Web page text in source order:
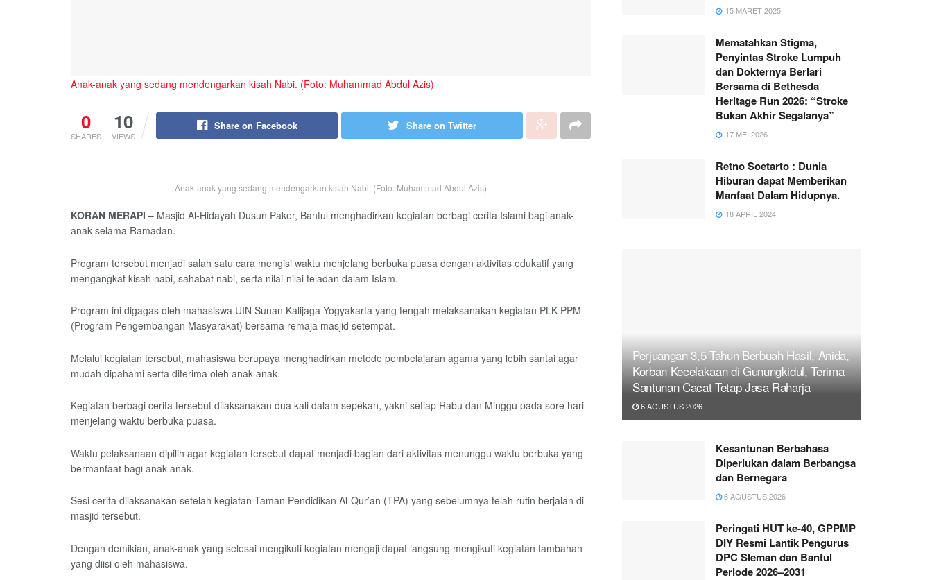
Anak-anak yang sedang mendengarkan kisah Nabi. (Foto: Muhammad Abdul Azis)
0
SHARES
10
VIEWS
Share on Facebook Share on Twitter
Anak-anak yang sedang mendengarkan kisah Nabi. (Foto: Muhammad Abdul Azis)
KORAN MERAPI – Masjid Al-Hidayah Dusun Paker, Bantul menghadirkan kegiatan berbagi cerita Islami bagi anak-
anak selama Ramadan.
Program tersebut menjadi salah satu cara mengisi waktu menjelang berbuka puasa dengan aktivitas edukatif yang
mengangkat kisah nabi, sahabat nabi, serta nilai-nilai teladan dalam Islam.
Program ini digagas oleh mahasiswa UIN Sunan Kalijaga Yogyakarta yang tengah melaksanakan kegiatan PLK PPM
(Program Pengembangan Masyarakat) bersama remaja masjid setempat.
Melalui kegiatan tersebut, mahasiswa berupaya menghadirkan metode pembelajaran agama yang lebih santai agar
mudah dipahami serta diterima oleh anak-anak.
Kegiatan berbagi cerita tersebut dilaksanakan dua kali dalam sepekan, yakni setiap Rabu dan Minggu pada sore hari
menjelang waktu berbuka puasa.
Waktu pelaksanaan dipilih agar kegiatan tersebut dapat menjadi bagian dari aktivitas menunggu waktu berbuka yang
bermanfaat bagi anak-anak.
Sesi cerita dilaksanakan setelah kegiatan Taman Pendidikan Al-Qur’an (TPA) yang sebelumnya telah rutin berjalan di
masjid tersebut.
Dengan demikian, anak-anak yang selesai mengikuti kegiatan mengaji dapat langsung mengikuti kegiatan tambahan
yang diisi oleh mahasiswa.
15 MARET 2025
Mematahkan Stigma,
Penyintas Stroke Lumpuh
dan Dokternya Berlari
Bersama di Bethesda
Heritage Run 2026: “Stroke
Bukan Akhir Segalanya”
17 MEI 2026
Retno Soetarto : Dunia
Hiburan dapat Memberikan
Manfaat Dalam Hidupnya.
18 APRIL 2024
Perjuangan 3,5 Tahun Berbuah Hasil, Anida,
Korban Kecelakaan di Gunungkidul, Terima
Santunan Cacat Tetap Jasa Raharja
6 AGUSTUS 2026
Kesantunan Berbahasa
Diperlukan dalam Berbangsa
dan Bernegara
6 AGUSTUS 2026
Peringati HUT ke-40, GPPMP
DIY Resmi Lantik Pengurus
DPC Sleman dan Bantul
Periode 2026–2031